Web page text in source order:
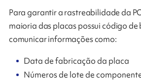
Para garantir a rastreabilidade da
maioria das placas possui código
comunicar informações como:
Data de fabricação da placa
Números de lote de